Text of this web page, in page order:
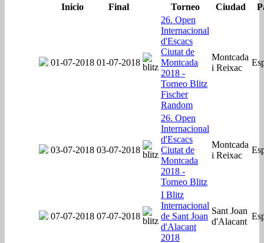
Inicio
Final Torneo Ciudad
01-07-2018 01-07-2018
26. Open
Internacional
d'Escacs
Ciutat de
Montcada
2018 -
Torneo Blitz
Fischer
Random
Montcada
i Reixac
03-07-2018 03-07-2018
26. Open
Internacional
d'Escacs
Ciutat de
Montcada
2018 -
Torneo Blitz
Montcada
i Reixac
07-07-2018 07-07-2018
I Blitz
Internacional
de Sant Joan
d'Alacant
2018
Sant Joan
d'Alacant